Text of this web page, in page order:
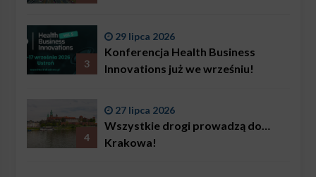
3
29 lipca 2026
Konferencja Health Business
Innovations już we wrześniu!
4
27 lipca 2026
Wszystkie drogi prowadzą do…
Krakowa!